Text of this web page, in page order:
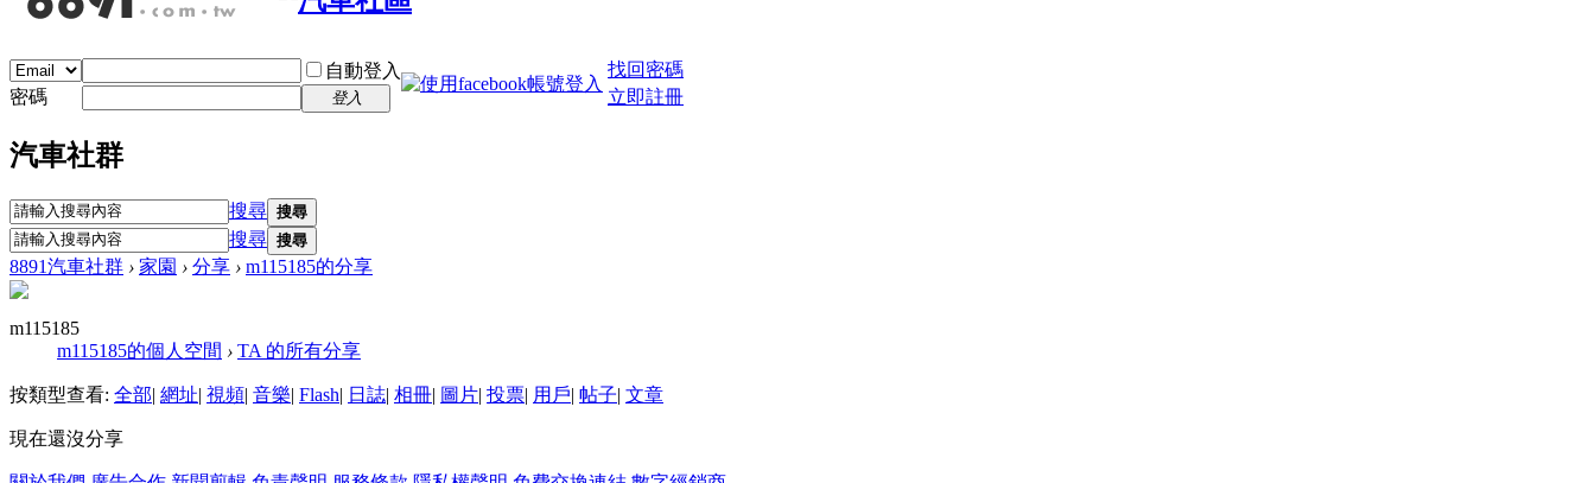
自動登入
找回密碼
密碼
登入 立即註冊
汽車社群
搜尋 搜尋
搜尋 搜尋
8891汽車社群 › 家園 › 分享 › m115185的分享
m115185
m115185的個人空間 › TA 的所有分享
按類型查看: 全部| 網址| 視頻| 音樂| Flash| 日誌| 相冊| 圖片| 投票| 用戶| 帖子| 文章
現在還沒分享